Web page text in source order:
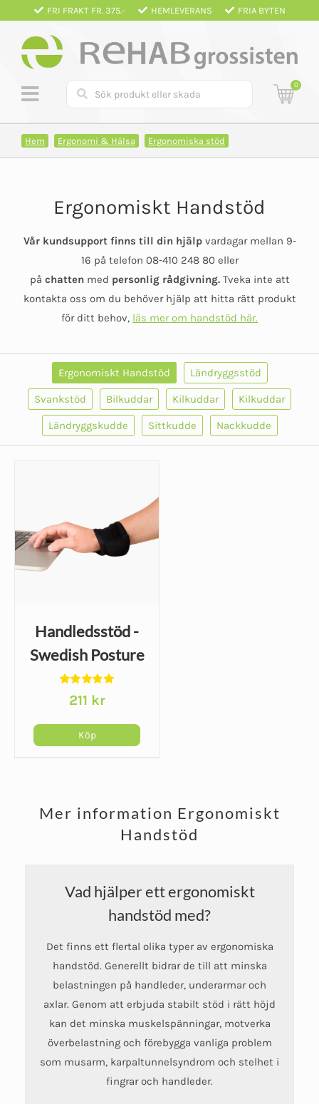
Fortsätt
innehållet
FRI FRAKT FR. 375.- HEMLEVERANS FRIA BYTEN
0
Hem Ergonomi & Hälsa Ergonomiska stöd
Ergonomiskt Handstöd
Vår kundsupport finns till din hjälp vardagar mellan 9-
16 på telefon 08-410 248 80 eller
på chattenmed personlig rådgivning.Tveka inte att
kontakta oss om du behöver hjälp att hitta rätt produkt
för ditt behov, läs mer om handstöd här.
Ergonomiskt Handstöd Ländryggsstöd
Svankstöd Bilkuddar Kilkuddar Kilkuddar
Ländryggskudde Sittkudde Nackkudde
Handledsstöd -
Swedish Posture
Betygsatt
5.00 av 5
211 kr
Köp
Mer information Ergonomiskt
Handstöd
Vad hjälper ett ergonomiskt
handstöd med?
Det finns ett flertal olika typer av ergonomiska
handstöd. Generellt bidrar de till att minska
belastningen på handleder, underarmar och
axlar. Genom att erbjuda stabilt stöd i rätt höjd
kan det minska muskelspänningar, motverka
överbelastning och förebygga vanliga problem
som musarm, karpaltunnelsyndrom och stelhet i
fingrar och handleder.